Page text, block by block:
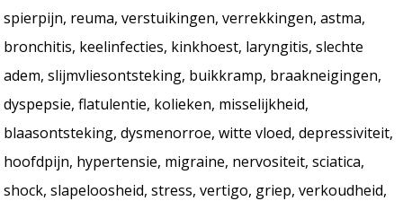
spierpijn, reuma, verstuikingen, verrekkingen, astma,
bronchitis, keelinfecties, kinkhoest, laryngitis, slechte
adem, slijmvliesontsteking, buikkramp, braakneigingen,
dyspepsie, flatulentie, kolieken, misselijkheid,
blaasontsteking, dysmenorroe, witte vloed, depressiviteit,
hoofdpijn, hypertensie, migraine, nervositeit, sciatica,
shock, slapeloosheid, stress, vertigo, griep, verkoudheid,